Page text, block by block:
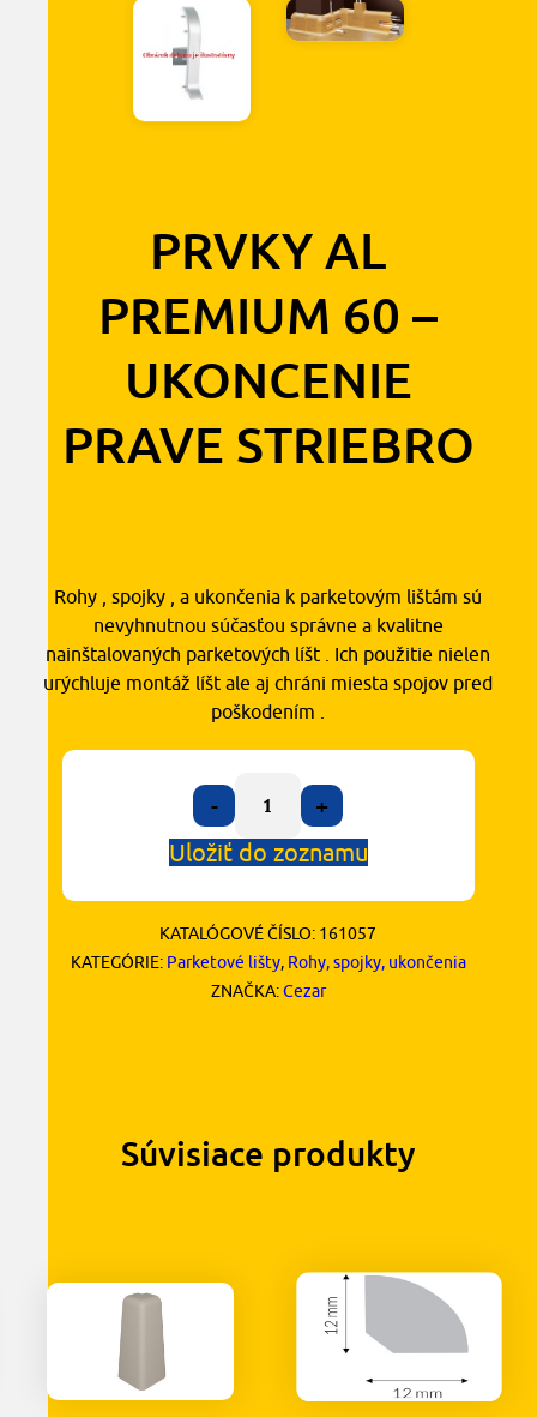
PRVKY AL
PREMIUM 60 –
UKONCENIE
PRAVE STRIEBRO
Rohy , spojky , a ukončenia k parketovým lištám sú
nevyhnutnou súčasťou správne a kvalitne
nainštalovaných parketových líšt . Ich použitie nielen
urýchluje montáž líšt ale aj chráni miesta spojov pred
poškodením .
-
+
Uložiť do zoznamu
KATALÓGOVÉ ČÍSLO: 161057
KATEGÓRIE: Parketové lišty, Rohy, spojky, ukončenia
ZNAČKA:Cezar
Súvisiace produkty